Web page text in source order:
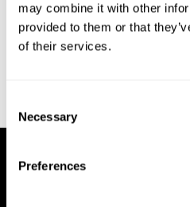
may combine it with other
provided to them or that
of their services.
Selection
Necessary
Preferences
Referenties
Frota, S., Pereira, L. D. (2003)